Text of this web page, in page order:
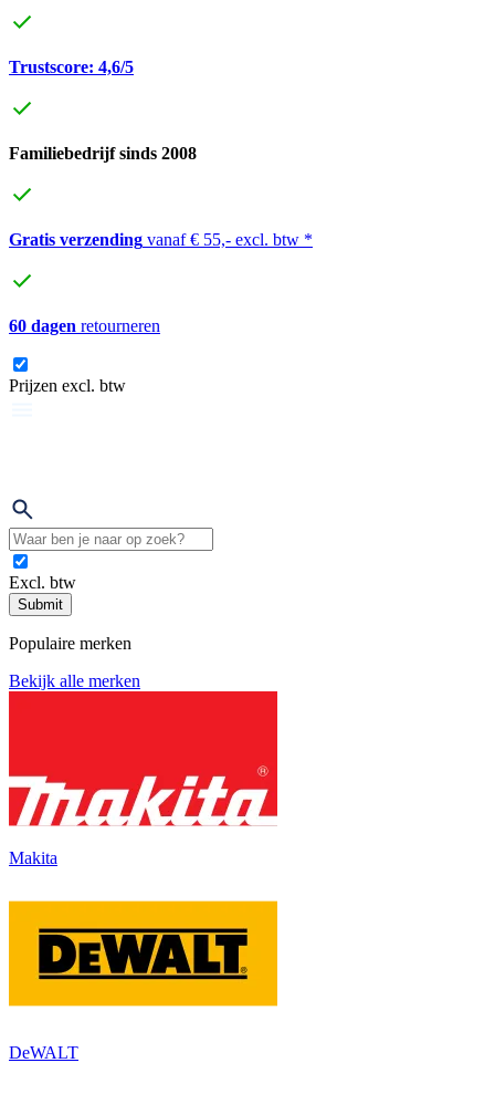
Trustscore: 4,6/5
Familiebedrijf sinds 2008
Gratis verzending vanaf € 55,- excl. btw *
60 dagen retourneren
Prijzen excl. btw
Excl. btw
Submit
Populaire merken
Bekijk alle merken
Makita
DeWALT